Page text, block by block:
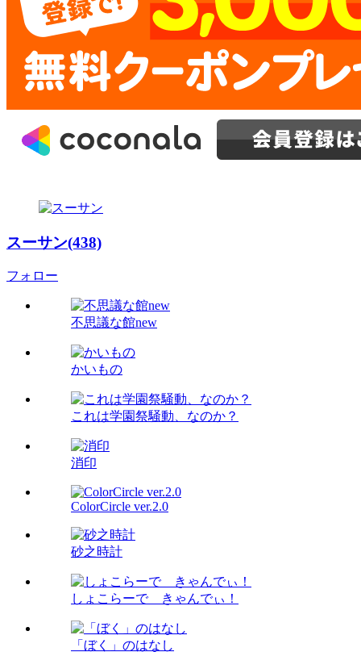
スーサン(438)
フォロー
不思議な館new
かいもの
これは学園祭騒動、なのか？
消印
ColorCircle ver.2.0
砂之時計
しょこらーで きゃんでぃ！
「ぼく」のはなし